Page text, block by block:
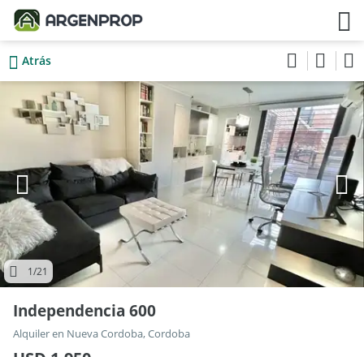
Atrás
1/21
Independencia 600
Alquiler en Nueva Cordoba, Cordoba